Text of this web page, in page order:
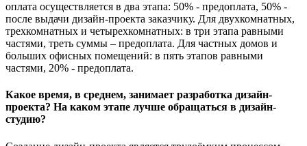
оплата осуществляется в два этапа: 50% - предоплата, 50% -
после выдачи дизайн-проекта заказчику. Для двухкомнатных,
трехкомнатных и четырехкомнатных: в три этапа равными
частями, треть суммы – предоплата. Для частных домов и
больших офисных помещений: в пять этапов равными
частями, 20% - предоплата.
Какое время, в среднем, занимает разработка дизайн-
проекта? На каком этапе лучше обращаться в дизайн-
студию?